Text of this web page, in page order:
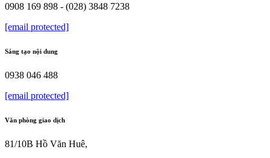
0908 169 898 - (028) 3848 7238
[email protected]
Sáng tạo nội dung
0938 046 488
[email protected]
Văn phòng giao dịch
81/10B Hồ Văn Huê,